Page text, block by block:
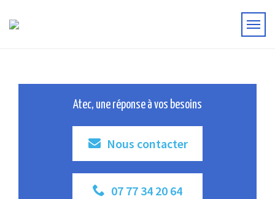
Atec, une réponse à vos besoins
Nous contacter
07 77 34 20 64